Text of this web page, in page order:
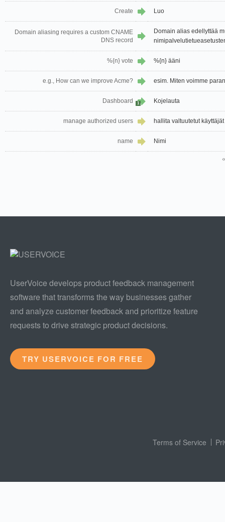
Create Luo
Domain aliasing requires a custom CNAME
DNS record
Domain alias edellyttää
%{n} vote %{n} ääni
e.g., How can we improve Acme? esim. Miten voimme
Dashboard 1 Kojelauta
manage authorized users hallita valtuutetut käyttäjät
name Nimi
UserVoice develops product feedback management
software that transforms the way businesses gather
and analyze customer feedback and prioritize feature
requests to drive strategic product decisions.
TRY USERVOICE FOR FREE
Terms of Service